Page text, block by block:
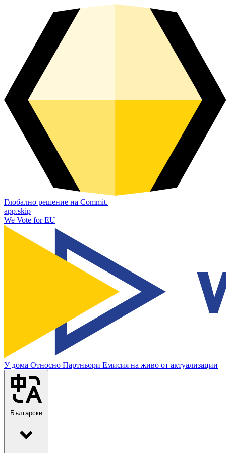
Глобално решение на Commit.
app.skip
We Vote for EU
У дома Относно Партньори Емисия на живо от актуализации
Български